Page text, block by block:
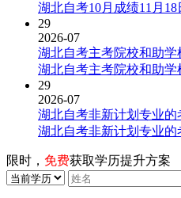
湖北自考10月成绩11月
29
2026-07
湖北自考主考院校和助学
湖北自考主考院校和助学
29
2026-07
湖北自考非新计划专业的
湖北自考非新计划专业的
限时， 免费获取学历提升方案